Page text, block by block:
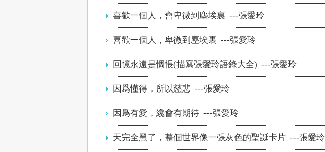
喜歡一個人，會卑微到塵埃裏 ---張愛玲
喜歡一個人，卑微到塵埃裏 ---張愛玲
回憶永遠是惆悵(描寫張愛玲語錄大全) ---張愛玲
因爲懂得，所以慈悲 ---張愛玲
因爲有愛，纔會有期待 ---張愛玲
天完全黑了，整個世界像一張灰色的聖誕卡片 ---張愛玲